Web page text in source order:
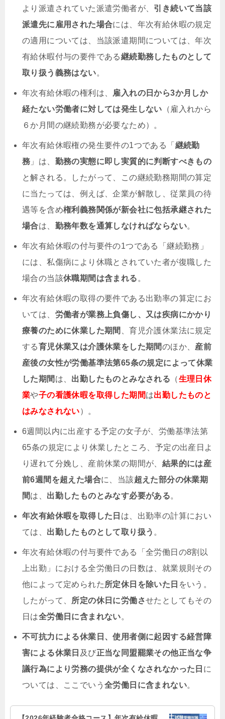
より派遣されていた派遣労働者が、 引き続いて当該
派遣先に雇用された場合には、年次有給休暇の規定
の適用については、当該派遣期間については、年次
有給休暇付与の要件である継続勤務したものとして
取り扱う義務はない。
年次有給休暇の権利は、 雇入れの日から3か月しか
経たない労働者に対しては発生しない （雇入れから
６か月間の継続勤務が必要なため）。
年次有給休暇権の発生要件の1つである「 継続勤
務 」は、 勤務の実態に即し実質的に判断すべきもの
と解される。したがって、この継続勤務期間の算定
に当たっては、例えば、企業が解散し、従業員の待
遇等を含め権利義務関係が新会社に包括承継された
場合は、 勤務年数を通算しなければならない。
年次有給休暇の付与要件の1つである「継続勤務」
には、私傷病により休職とされていた者が復職した
場合の当該休職期間は含まれる。
年次有給休暇の取得の要件である出勤率の算定にお
いては、 労働者が業務上負傷し、又は疾病にかかり
療養のために休業した期間 、育児介護休業法に規定
する 育児休業又は介護休業をした期間のほか、 産前
産後の女性が労働基準法第65条の規定によって休業
した期間 は、 出勤したものとみなされる （生理日休
業や子の看護休暇を取得した期間は出勤したものと
はみなされない）。
6週間以内に出産する予定の女子が、労働基準法第
65条の規定により休業したところ、予定の出産日よ
り遅れて分娩し、産前休業の期間が、 結果的には産
前6週間を超えた場合に、当該超えた部分の休業期
間は、 出勤したものとみなす必要がある。
年次有給休暇を取得した日 は、出勤率の計算におい
ては、 出勤したものとして取り扱う 。
年次有給休暇の付与要件である「全労働日の8割以
上出勤」における全労働日の日数は、就業規則その
他によって定められた所定休日を除いた日 をいう。
したがって、 所定の休日に労働させたとしてもその
日は全労働日に含まれない。
不可抗力による休業日、使用者側に起因する経営障
害による休業日 及び正当な同盟罷業その他正当な争
議行為により労務の提供が全くなされなかった日 に
ついては、ここでいう 全労働日に含まれない。